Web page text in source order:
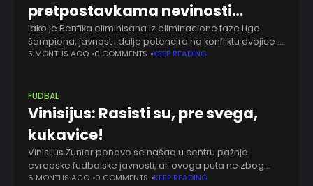
pretpostavkama nevinosti…
Iako je Benfika eliminisana iz eliminacione faze Lige
šampiona, javnost i dalje potencira na konfliktu dvojice iz
dvomeča. Žoze Murinjo je tas na vagi dve strane
5 MONTHS AGO 0 COMMENTS KEEP READING
FUDBAL
Vinisijus: Rasisti su, pre svega,
kukavice!
Vinisijus Žunior ponovo se našao u centru pažnje
evropske fudbalske javnosti, ali ovoga puta ne zbog
driblinga, gola ili asistencije, već zbog incidenta koji je
6 MONTHS AGO 0 COMMENTS KEEP READING